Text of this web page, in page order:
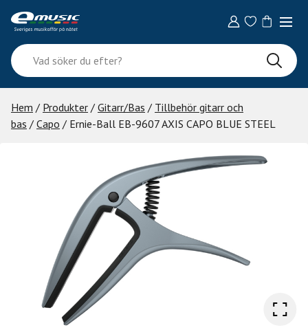
content
Vad
söker
du
efter?
Hem / Produkter / Gitarr/Bas / Tillbehör gitarr och
bas / Capo / Ernie-Ball EB-9607 AXIS CAPO BLUE STEEL